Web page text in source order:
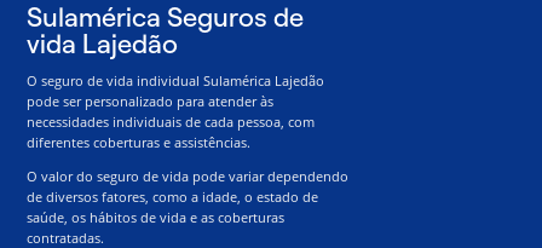
Sulamérica Seguros de
vida Lajedão
O seguro de vida individual Sulamérica Lajedão
pode ser personalizado para atender às
necessidades individuais de cada pessoa, com
diferentes coberturas e assistências.
O valor do seguro de vida pode variar dependendo
de diversos fatores, como a idade, o estado de
saúde, os hábitos de vida e as coberturas
contratadas.